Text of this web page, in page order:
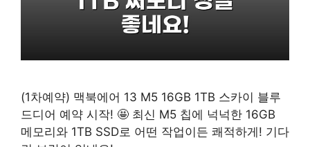
(1차예약) 맥북에어 13 M5 16GB 1TB 스카이 블루
드디어 예약 시작! 🤩 최신 M5 칩에 넉넉한 16GB
메모리와 1TB SSD로 어떤 작업이든 쾌적하게! 기다